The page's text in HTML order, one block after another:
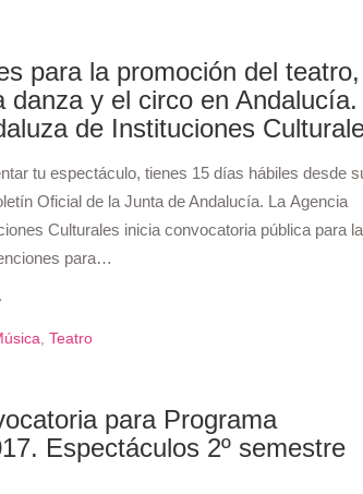
para la promoción del teatro,
danza y el circo en Andalucía.
de Instituciones
tu espectáculo, tienes 15 días hábiles desde
Oficial de la Junta de Andalucía. La Agencia
Culturales inicia convocatoria pública para la
para…
Teatro
para Programa
Espectáculos 2º semestre